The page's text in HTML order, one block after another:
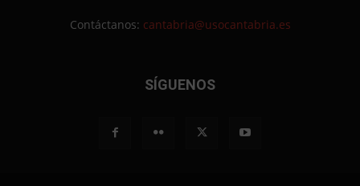
Contáctanos: cantabria@usocantabria.es
SÍGUENOS